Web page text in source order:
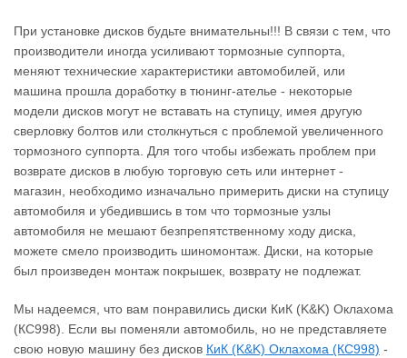
При установке дисков будьте внимательны!!! В связи с тем, что
производители иногда усиливают тормозные суппорта,
меняют технические характеристики автомобилей, или
машина прошла доработку в тюнинг-ателье - некоторые
модели дисков могут не вставать на ступицу, имея другую
сверловку болтов или столкнуться с проблемой увеличенного
тормозного суппорта. Для того чтобы избежать проблем при
возврате дисков в любую торговую сеть или интернет -
магазин, необходимо изначально примерить диски на ступицу
автомобиля и убедившись в том что тормозные узлы
автомобиля не мешают безпрепятственному ходу диска,
можете смело производить шиномонтаж. Диски, на которые
был произведен монтаж покрышек, возврату не подлежат.
Мы надеемся, что вам понравились диски КиК (K&K) Оклахома
(КС998). Если вы поменяли автомобиль, но не представляете
свою новую машину без дисков КиК (K&K) Оклахома (КС998) ‐